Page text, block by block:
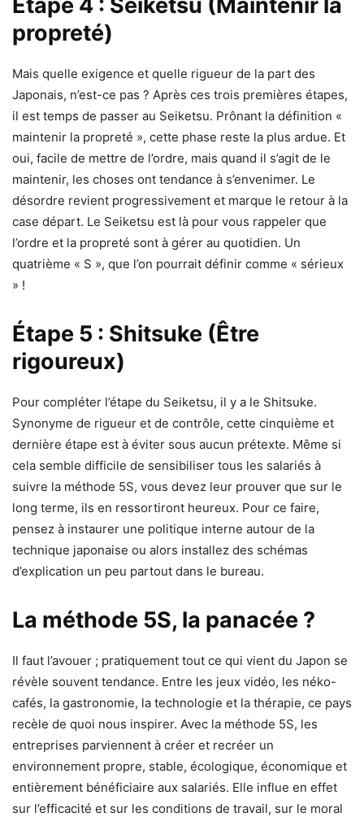
propreté)
Mais quelle exigence et quelle rigueur de la part des
Japonais, n’est-ce pas ? Après ces trois premières étapes,
il est temps de passer au Seiketsu. Prônant la définition «
maintenir la propreté », cette phase reste la plus ardue. Et
oui, facile de mettre de l’ordre, mais quand il s’agit de le
maintenir, les choses ont tendance à s’envenimer. Le
désordre revient progressivement et marque le retour à la
case départ. Le Seiketsu est là pour vous rappeler que
l’ordre et la propreté sont à gérer au quotidien. Un
quatrième « S », que l’on pourrait définir comme « sérieux
» !
Étape 5 : Shitsuke (Être
rigoureux)
Pour compléter l’étape du Seiketsu, il y a le Shitsuke.
Synonyme de rigueur et de contrôle, cette cinquième et
dernière étape est à éviter sous aucun prétexte. Même si
cela semble difficile de sensibiliser tous les salariés à
suivre la méthode 5S, vous devez leur prouver que sur le
long terme, ils en ressortiront heureux. Pour ce faire,
pensez à instaurer une politique interne autour de la
technique japonaise ou alors installez des schémas
d’explication un peu partout dans le bureau.
La méthode 5S, la panacée ?
Il faut l’avouer ; pratiquement tout ce qui vient du Japon se
révèle souvent tendance. Entre les jeux vidéo, les néko-
cafés, la gastronomie, la technologie et la thérapie, ce pays
recèle de quoi nous inspirer. Avec la méthode 5S, les
entreprises parviennent à créer et recréer un
environnement propre, stable, écologique, économique et
entièrement bénéficiaire aux salariés. Elle influe en effet
sur l’efficacité et sur les conditions de travail, sur le moral